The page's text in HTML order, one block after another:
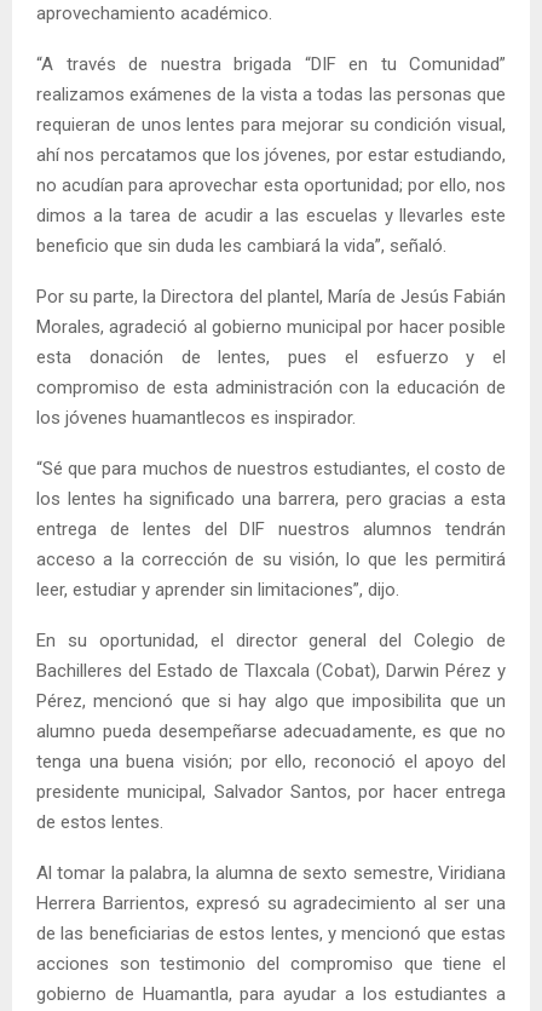
aprovechamiento académico.
“A través de nuestra brigada “DIF en tu Comunidad”
realizamos exámenes de la vista a todas las personas que
requieran de unos lentes para mejorar su condición visual,
ahí nos percatamos que los jóvenes, por estar estudiando,
no acudían para aprovechar esta oportunidad; por ello, nos
dimos a la tarea de acudir a las escuelas y llevarles este
beneficio que sin duda les cambiará la vida”, señaló.
Por su parte, la Directora del plantel, María de Jesús Fabián
Morales, agradeció al gobierno municipal por hacer posible
esta donación de lentes, pues el esfuerzo y el
compromiso de esta administración con la educación de
los jóvenes huamantlecos es inspirador.
“Sé que para muchos de nuestros estudiantes, el costo de
los lentes ha significado una barrera, pero gracias a esta
entrega de lentes del DIF nuestros alumnos tendrán
acceso a la corrección de su visión, lo que les permitirá
leer, estudiar y aprender sin limitaciones”, dijo.
En su oportunidad, el director general del Colegio de
Bachilleres del Estado de Tlaxcala (Cobat), Darwin Pérez y
Pérez, mencionó que si hay algo que imposibilita que un
alumno pueda desempeñarse adecuadamente, es que no
tenga una buena visión; por ello, reconoció el apoyo del
presidente municipal, Salvador Santos, por hacer entrega
de estos lentes.
Al tomar la palabra, la alumna de sexto semestre, Viridiana
Herrera Barrientos, expresó su agradecimiento al ser una
de las beneficiarias de estos lentes, y mencionó que estas
acciones son testimonio del compromiso que tiene el
gobierno de Huamantla, para ayudar a los estudiantes a